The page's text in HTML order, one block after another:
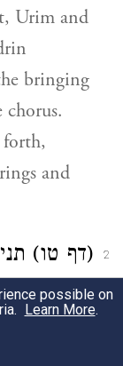
Urim and
bringing
and
2 (דף טו)
א ט) אשה
(שם) אשה
possible on
Learn More.